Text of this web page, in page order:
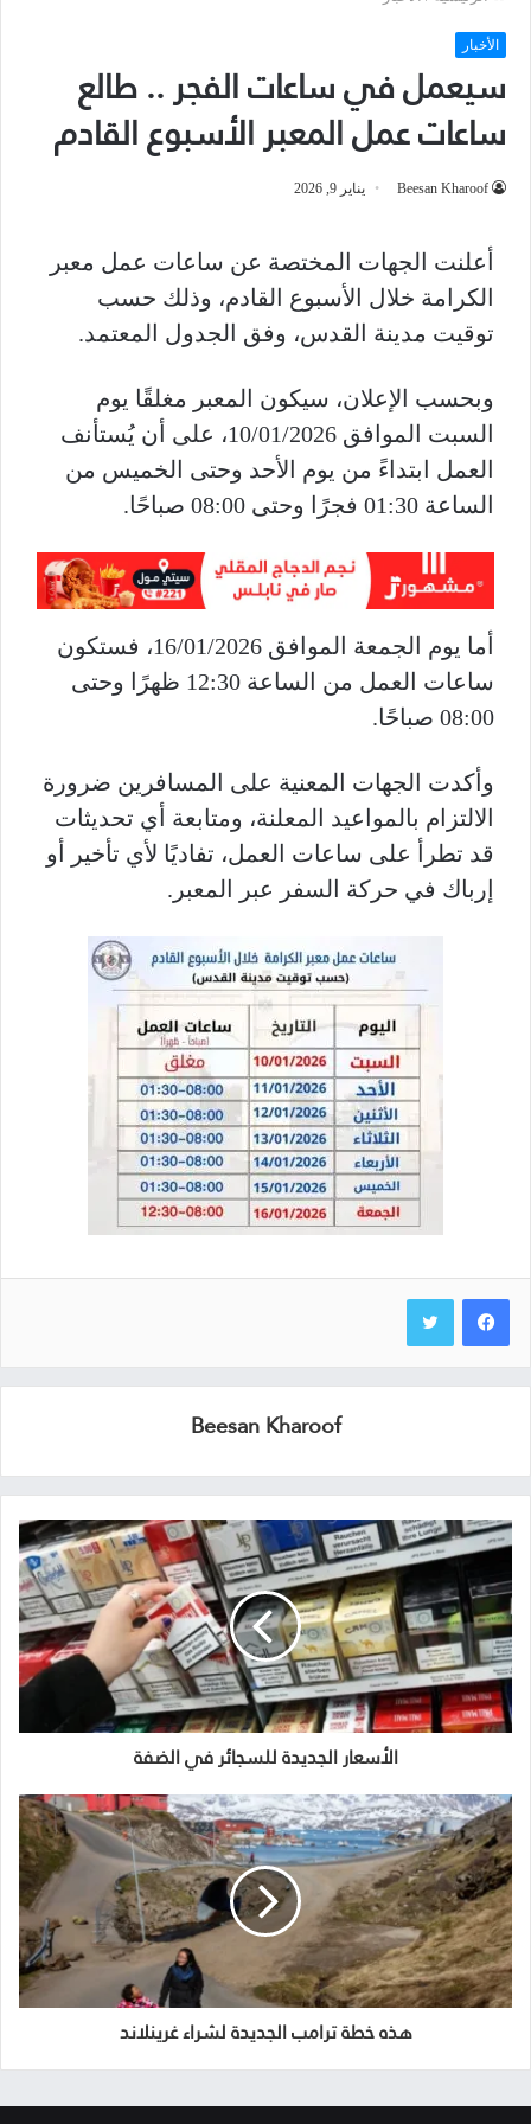
الأخبار
سيعمل في ساعات الفجر .. طالع
ساعات عمل المعبر الأسبوع القادم
Beesan Kharoof يناير 9, 2026
أعلنت الجهات المختصة عن ساعات عمل معبر
الكرامة خلال الأسبوع القادم، وذلك حسب
توقيت مدينة القدس، وفق الجدول المعتمد.
وبحسب الإعلان، سيكون المعبر مغلقًا يوم
السبت الموافق 10/01/2026، على أن يُستأنف
العمل ابتداءً من يوم الأحد وحتى الخميس من
الساعة 01:30 فجرًا وحتى 08:00 صباحًا.
أما يوم الجمعة الموافق 16/01/2026، فستكون
ساعات العمل من الساعة 12:30 ظهرًا وحتى
08:00 صباحًا.
وأكدت الجهات المعنية على المسافرين ضرورة
الالتزام بالمواعيد المعلنة، ومتابعة أي تحديثات
قد تطرأ على ساعات العمل، تفاديًا لأي تأخير أو
إرباك في حركة السفر عبر المعبر.
Beesan Kharoof
الأسعار الجديدة للسجائر في الضفة
هذه خطة ترامب الجديدة لشراء غرينلاند